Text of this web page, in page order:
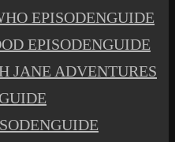
EPISODENGUIDE
EPISODENGUIDE
JANE ADVENTURES